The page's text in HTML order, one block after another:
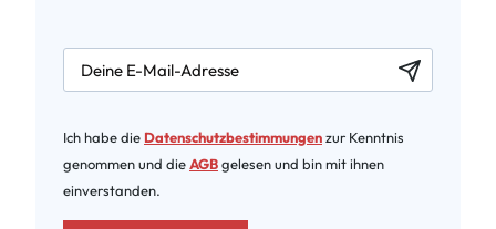
newsletter.labelEmail
Ich habe die Datenschutzbestimmungenzur Kenntnis
genommen und dieAGBgelesen und bin mit ihnen
einverstanden.